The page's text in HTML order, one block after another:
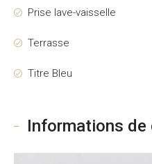
Prise lave-vaisselle
Terrasse
Titre Bleu
Informations